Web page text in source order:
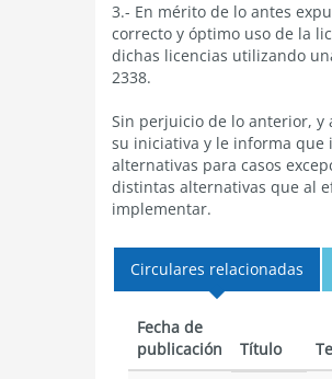
3.- En mérito de lo antes
correcto y óptimo uso de la
dichas licencias utilizando
2338.
Sin perjuicio de lo anterior,
su iniciativa y le informa
alternativas para casos
distintas alternativas que al
implementar.
Circulares relacionadas
Fecha de
publicación
Título